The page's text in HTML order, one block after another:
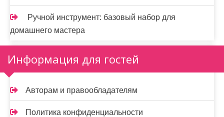
Ручной инструмент: базовый набор для
домашнего мастера
Информация для гостей
Авторам и правообладателям
Политика конфиденциальности